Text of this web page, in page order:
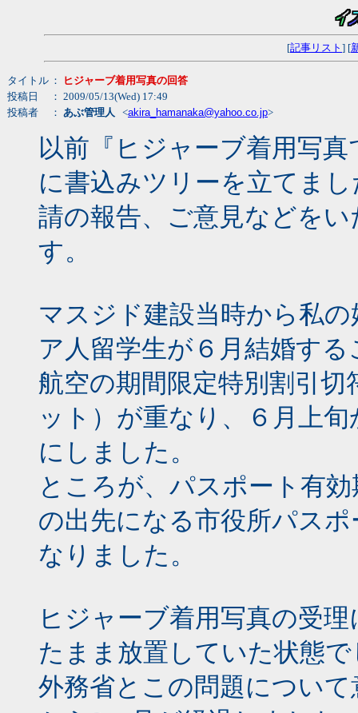
[記事リスト ] [
タイトル ：
ヒジャーブ着用写真の回答
投稿日
： 2009/05/13(Wed) 17:49
投稿者
： あぶ管理人 <akira_hamanaka@yahoo.co.jp>
以前『ヒジャーブ着用写
に書込みツリーを立てま
請の報告、ご意見などを
す。
マスジド建設当時から私
ア人留学生が６月結婚す
航空の期間限定特別割引
ット）が重なり、６月上
にしました。
ところが、パスポート有
の出先になる市役所パス
なりました。
ヒジャーブ着用写真の受
たまま放置していた状態
外務省とこの問題につい